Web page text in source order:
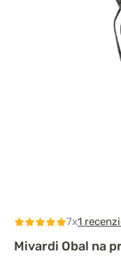
7x1
Mivardi Obal na